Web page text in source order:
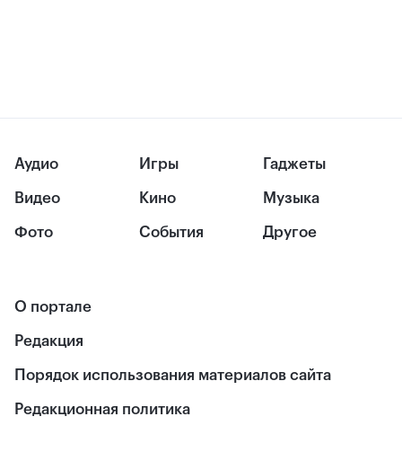
Аудио
Видео
Фото
Игры
Кино
События
Гаджеты
Музыка
Другое
О портале
Редакция
Порядок использования материалов сайта
Редакционная политика